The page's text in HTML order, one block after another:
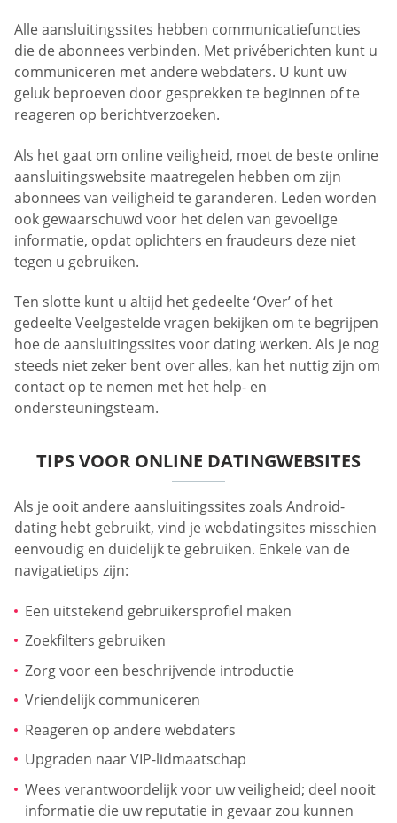
Alle aansluitingssites hebben communicatiefuncties
die de abonnees verbinden. Met privéberichten kunt u
communiceren met andere webdaters. U kunt uw
geluk beproeven door gesprekken te beginnen of te
reageren op berichtverzoeken.
Als het gaat om online veiligheid, moet de beste online
aansluitingswebsite maatregelen hebben om zijn
abonnees van veiligheid te garanderen. Leden worden
ook gewaarschuwd voor het delen van gevoelige
informatie, opdat oplichters en fraudeurs deze niet
tegen u gebruiken.
Ten slotte kunt u altijd het gedeelte ‘Over’ of het
gedeelte Veelgestelde vragen bekijken om te begrijpen
hoe de aansluitingssites voor dating werken. Als je nog
steeds niet zeker bent over alles, kan het nuttig zijn om
contact op te nemen met het help- en
ondersteuningsteam.
TIPS VOOR ONLINE DATINGWEBSITES
Als je ooit andere aansluitingssites zoals Android-
dating hebt gebruikt, vind je webdatingsites misschien
eenvoudig en duidelijk te gebruiken. Enkele van de
navigatietips zijn:
Een uitstekend gebruikersprofiel maken
Zoekfilters gebruiken
Zorg voor een beschrijvende introductie
Vriendelijk communiceren
Reageren op andere webdaters
Upgraden naar VIP-lidmaatschap
Wees verantwoordelijk voor uw veiligheid; deel nooit
informatie die uw reputatie in gevaar zou kunnen